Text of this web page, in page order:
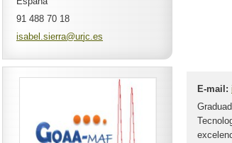
E-mail:
91 488 70 18
isabel.sierra@urjc.es